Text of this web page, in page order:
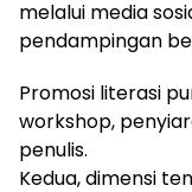
melalui media
pendampingan
Promosi literasi
workshop,
penulis.
Kedua, dimensi